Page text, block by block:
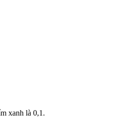
xanh là 0,1.